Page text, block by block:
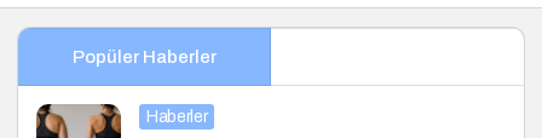
Popüler Haberler
Haberler